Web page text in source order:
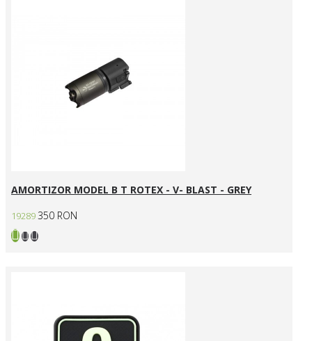
AMORTIZOR MODEL B T ROTEX - V- BLAST - GREY
19289 350 RON